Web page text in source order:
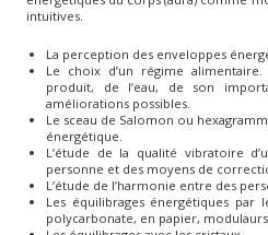
intuitives.
La perception des enveloppes
Le choix d’un régime
produit, de l’eau, de son
améliorations possibles.
Le sceau de Salomon ou
énergétique.
L’étude de la qualité vibratoire
personne et des moyens de
L’étude de l’harmonie entre des
Les équilibrages énergétiques
polycarbonate, en papier,